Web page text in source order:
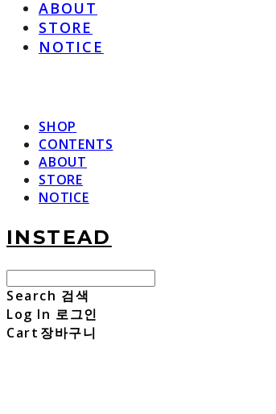
ABOUT
STORE
NOTICE
SHOP
CONTENTS
ABOUT
STORE
NOTICE
INSTEAD
Search 검색
Log In 로그인
Cart 장바구니